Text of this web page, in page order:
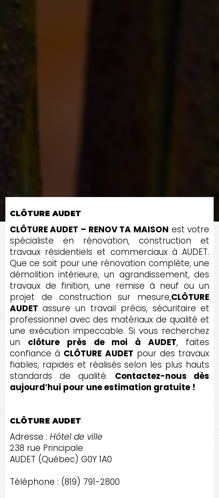
CLÔTURE AUDET
CLÔTURE AUDET – RENOV TA MAISON est votre
spécialiste en rénovation, construction et
travaux résidentiels et commerciaux à AUDET.
Que ce soit pour une rénovation complète, une
démolition intérieure, un agrandissement, des
travaux de finition, une remise à neuf ou un
projet de construction sur mesure,CLÔTURE
AUDET assure un travail précis, sécuritaire et
professionnel avec des matériaux de qualité et
une exécution impeccable. Si vous recherchez
un clôture près de moi à AUDET, faites
confiance à CLÔTURE AUDET pour des travaux
fiables, rapides et réalisés selon les plus hauts
standards de qualité. Contactez-nous dès
aujourd’hui pour une estimation gratuite !
CLÔTURE AUDET
Adresse : Hôtel de ville
238 rue Principale
AUDET (Québec) G0Y 1A0
Téléphone : (819) 791-2800